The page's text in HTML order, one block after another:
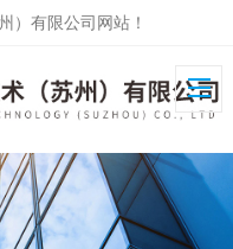
）有限公司网站！